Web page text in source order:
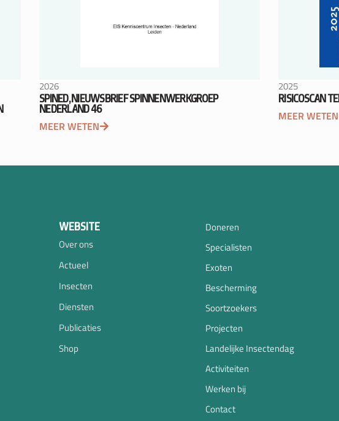
2026
SPINED, NIEUWSBRIEF SPINNENWERKGROEP
NEDERLAND 46
MEER WETEN
2025
RISICOSCAN
MEER WETEN
WEBSITE
Over ons
Actueel
Insecten
Diensten
Publicaties
Shop
Doneren
Specialisten
Exoten
Bescherming
Soortzoekers
Projecten
Landelijke Insectendag
Activiteiten
Werken bij
Contact